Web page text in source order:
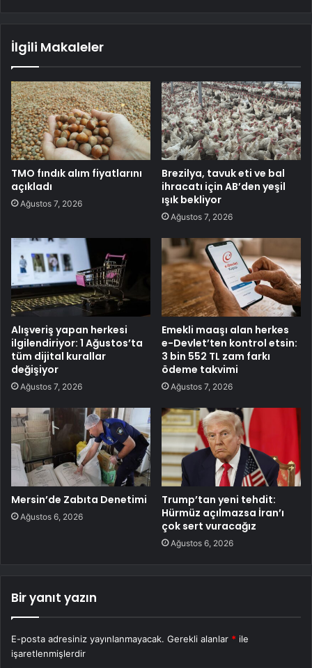
İlgili Makaleler
TMO fındık alım fiyatlarını
açıkladı
Ağustos 7, 2026
Brezilya, tavuk eti ve bal
ihracatı için AB’den yeşil
ışık bekliyor
Ağustos 7, 2026
Alışveriş yapan herkesi
ilgilendiriyor: 1 Ağustos’ta
tüm dijital kurallar
değişiyor
Ağustos 7, 2026
Emekli maaşı alan herkes
e-Devlet’ten kontrol etsin:
3 bin 552 TL zam farkı
ödeme takvimi
Ağustos 7, 2026
Mersin’de Zabıta Denetimi
Ağustos 6, 2026
Trump’tan yeni tehdit:
Hürmüz açılmazsa İran’ı
çok sert vuracağız
Ağustos 6, 2026
Bir yanıt yazın
E-posta adresiniz yayınlanmayacak. Gerekli alanlar * ile
işaretlenmişlerdir